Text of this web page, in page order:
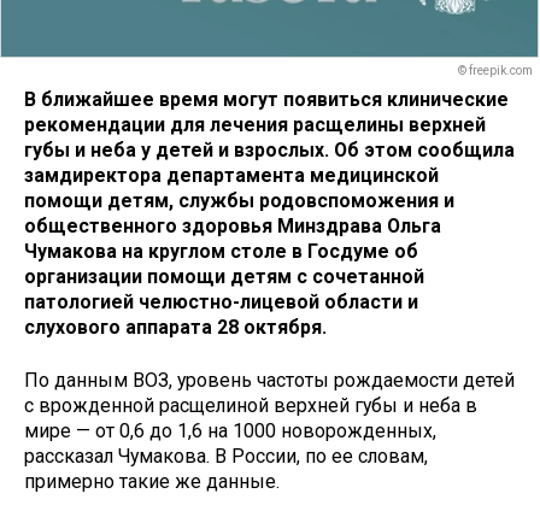
© freepik.com
В ближайшее время могут появиться клинические
рекомендации для лечения расщелины верхней
губы и неба у детей и взрослых. Об этом сообщила
замдиректора департамента медицинской
помощи детям, службы родовспоможения и
общественного здоровья Минздрава Ольга
Чумакова на круглом столе в Госдуме об
организации помощи детям с сочетанной
патологией челюстно-лицевой области и
слухового аппарата 28 октября.
По данным ВОЗ, уровень частоты рождаемости детей
с врожденной расщелиной верхней губы и неба в
мире — от 0,6 до 1,6 на 1000 новорожденных,
рассказал Чумакова. В России, по ее словам,
примерно такие же данные.